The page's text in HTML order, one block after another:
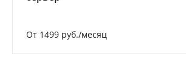
От 1499 руб./месяц